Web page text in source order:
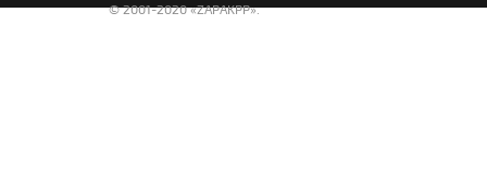
© 2001-2020 «ZAPAKPP».